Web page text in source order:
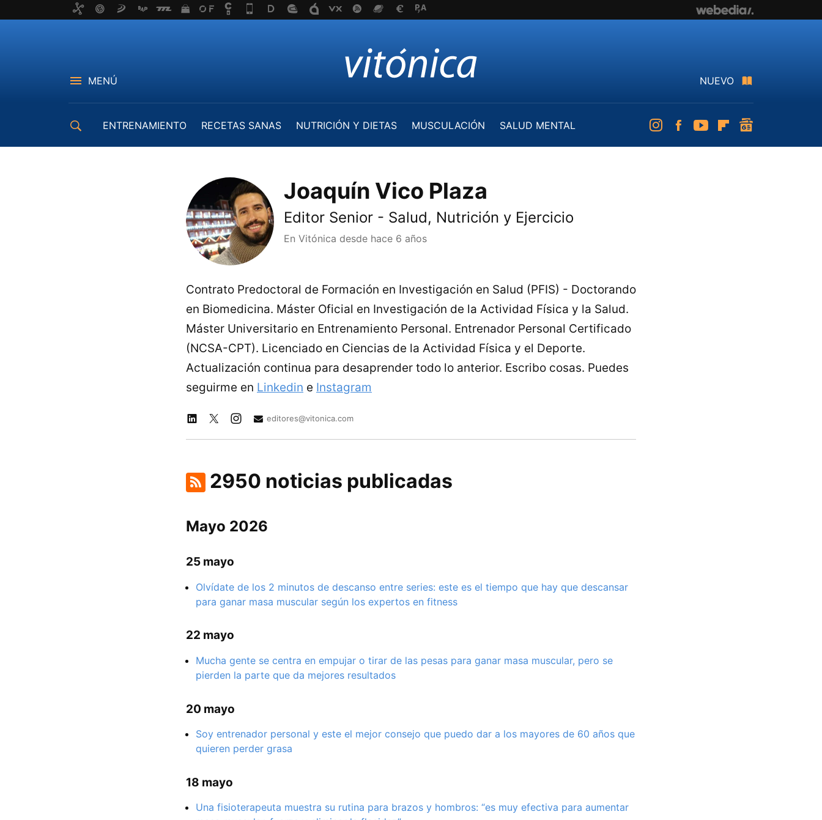
MENÚ NUEVO
ENTRENAMIENTO RECETAS SANAS NUTRICIÓN Y DIETAS MUSCULACIÓN
SALUD MENTAL
InstagramFacebookYoutubeFlipboard
Joaquín Vico Plaza
Editor Senior - Salud, Nutrición y Ejercicio
En Vitónica desde hace 6 años
Contrato Predoctoral de Formación en Investigación en Salud (PFIS) - Doctorando
en Biomedicina. Máster Oficial en Investigación de la Actividad Física y la Salud.
Máster Universitario en Entrenamiento Personal. Entrenador Personal Certificado
(NCSA-CPT). Licenciado en Ciencias de la Actividad Física y el Deporte.
Actualización continua para desaprender todo lo anterior. Escribo cosas. Puedes
seguirme en Linkedin e Instagram
editores@vitonica.com
2950 noticias publicadas
Mayo 2026
25 mayo
Olvídate de los 2 minutos de descanso entre series: este es el tiempo que hay que descansar
para ganar masa muscular según los expertos en fitness
22 mayo
Mucha gente se centra en empujar o tirar de las pesas para ganar masa muscular, pero se
pierden la parte que da mejores resultados
20 mayo
Soy entrenador personal y este el mejor consejo que puedo dar a los mayores de 60 años que
quieren perder grasa
18 mayo
Una fisioterapeuta muestra su rutina para brazos y hombros: “es muy efectiva para aumentar